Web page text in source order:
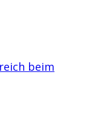
beim